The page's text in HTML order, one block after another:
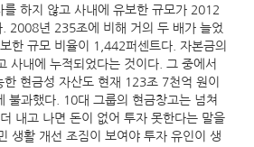
를 하지 않고 사내에 유보한 규모가 2012
2008년 235조에 비해 거의 두 배가 늘었
한 규모 비율이 1,442퍼센트다. 자본금의
사내에 누적되었다는 것이다. 그 중에서
현금성 자산도 현재 123조 7천억 원이
불과했다. 10대 그룹의 현금창고는 넘쳐
내고 나면 돈이 없어 투자 못한다는 말을
생활 개선 조짐이 보여야 투자 유인이 생